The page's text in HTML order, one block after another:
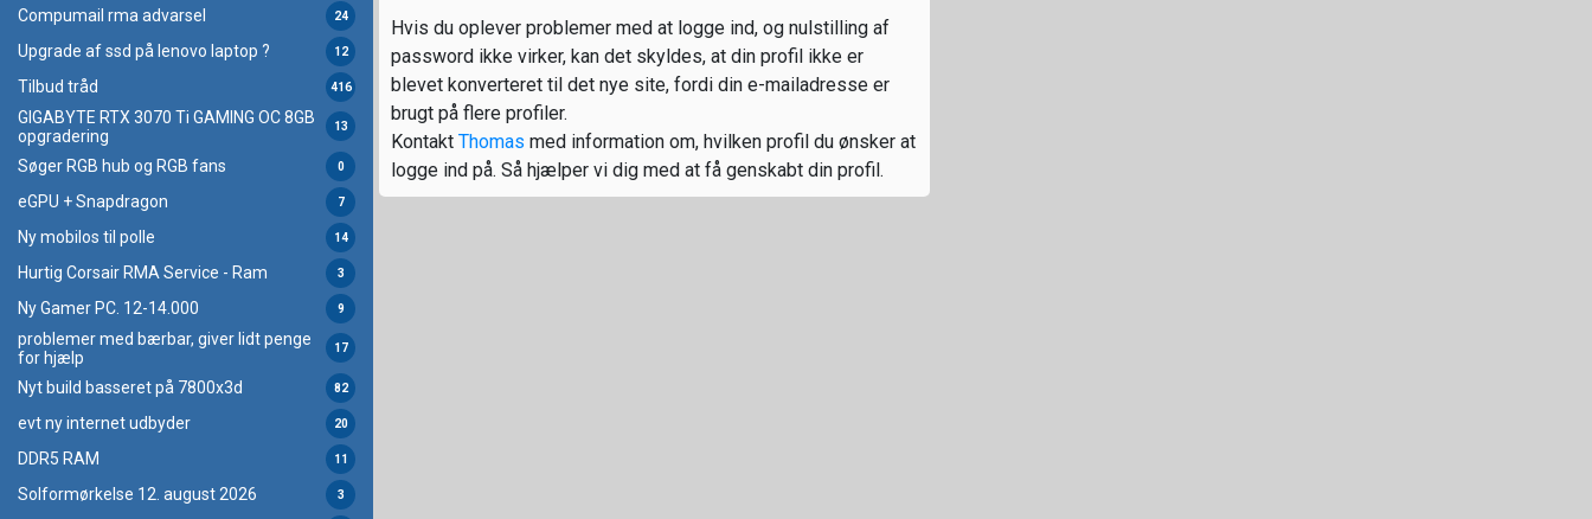
Compumail rma advarsel 24
Upgrade af ssd på lenovo laptop ? 12
Tilbud tråd 416
GIGABYTE RTX 3070 Ti GAMING OC 8GB
opgradering
13
Søger RGB hub og RGB fans 0
eGPU + Snapdragon 7
Ny mobilos til polle 14
Hurtig Corsair RMA Service - Ram 3
Ny Gamer PC. 12-14.000 9
problemer med bærbar, giver lidt penge
for hjælp
17
Nyt build basseret på 7800x3d 82
evt ny internet udbyder 20
DDR5 RAM 11
Solformørkelse 12. august 2026 3
Hvis du oplever problemer med at logge ind, og nulstilling af
password ikke virker, kan det skyldes, at din profil ikke er
blevet konverteret til det nye site, fordi din e-mailadresse er
brugt på flere profiler.
Kontakt Thomas med information om, hvilken profil du ønsker at
logge ind på. Så hjælper vi dig med at få genskabt din profil.